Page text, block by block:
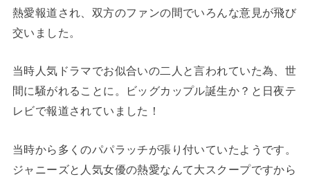
熱愛報道され、双方のファンの間でいろんな意見が飛び
交いました。
当時人気ドラマでお似合いの二人と言われていた為、世
間に騒がれることに。ビッグカップル誕生か？と日夜テ
レビで報道されていました！
当時から多くのパパラッチが張り付いていたようです。
ジャニーズと人気女優の熱愛なんて大スクープですから